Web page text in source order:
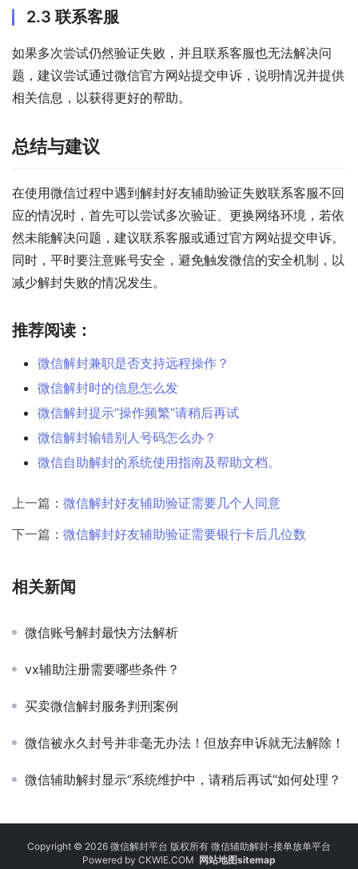
2.3 联系客服
如果多次尝试仍然验证失败，并且联系客服也无法解决问
题，建议尝试通过微信官方网站提交申诉，说明情况并提供
相关信息，以获得更好的帮助。
总结与建议
在使用微信过程中遇到解封好友辅助验证失败联系客服不回
应的情况时，首先可以尝试多次验证、更换网络环境，若依
然未能解决问题，建议联系客服或通过官方网站提交申诉。
同时，平时要注意账号安全，避免触发微信的安全机制，以
减少解封失败的情况发生。
推荐阅读：
微信解封兼职是否支持远程操作？
微信解封时的信息怎么发
微信解封提示“操作频繁”请稍后再试
微信解封输错别人号码怎么办？
微信自助解封的系统使用指南及帮助文档。
上一篇： 微信解封好友辅助验证需要几个人同意
下一篇： 微信解封好友辅助验证需要银行卡后几位数
相关新闻
微信账号解封最快方法解析
vx辅助注册需要哪些条件？
买卖微信解封服务判刑案例
微信被永久封号并非毫无办法！但放弃申诉就无法解除！
微信辅助解封显示“系统维护中，请稍后再试”如何处理？
Copyright © 2026 微信解封平台 版权所有 微信辅助解封-接单放单平台
Powered by CKWIE.COM 网站地图sitemap